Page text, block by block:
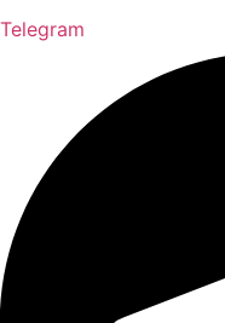
Telegram